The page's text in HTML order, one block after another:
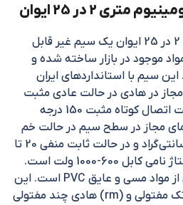
2 در 25 ایوان
کابل مفتول آلومینیوم متری 2 در 25 ایوان یک سیم غیر قابل
موجود در بازار ساخته شده و
سیم با استانداردهای ایران
مجاز در هادی در حالت عادی مثبت
70 درجه سانتی‌گراد و در حالت اتصال کوتاه مثبت 150 درجه
مجاز در سطح سیم در حالت خم
شدن منفی 20 تا 50 درجه سانتی‌گراد و در حالت ثابت منفی 20 تا
70 درجه سانتی‌گراد است. ولتاژ نامی کابل 600-1000 ولت است.
هادی استفاده شده در کابل از مواد مسی و عایق PVC است. این
سیم در دو نوع :(re) هادی تک مفتولی و (rm) هادی چند مفتولی